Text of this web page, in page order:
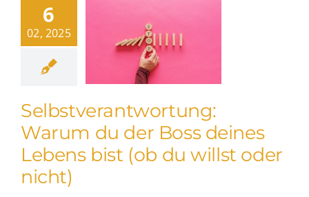
6
02, 2025
Selbstverantwortung:
Warum du der Boss deines
Lebens bist (ob du willst oder
nicht)